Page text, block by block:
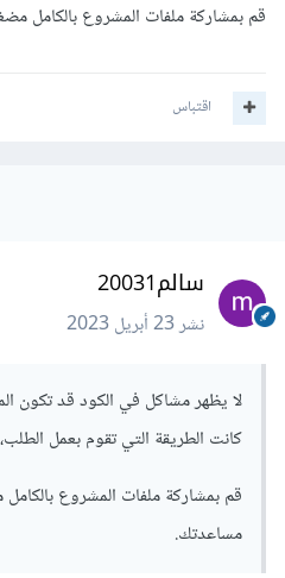
قم بمشاركة ملفات المشروع بالكامل
اقتباس
سالم20031
نشر23 أبريل 2023
كانت الطريقة التي تقوم بعمل الطلب،
قم بمشاركة ملفات المشروع
مساعدتك.